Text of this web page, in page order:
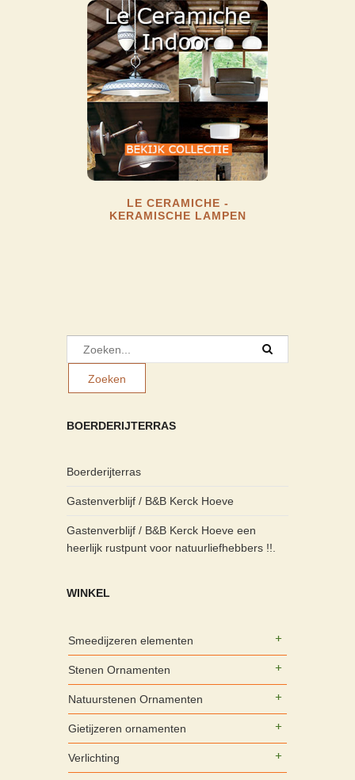
LE CERAMICHE -
KERAMISCHE LAMPEN
BOERDERIJTERRAS
Boerderijterras
Gastenverblijf / B&B Kerck Hoeve
Gastenverblijf / B&B Kerck Hoeve een
heerlijk rustpunt voor natuurliefhebbers !!.
WINKEL
Smeedijzeren elementen
Stenen Ornamenten
Natuurstenen Ornamenten
Gietijzeren ornamenten
Verlichting